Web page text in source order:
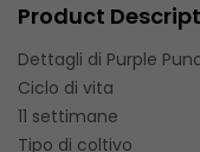
Product
Dettagli di Purple
Ciclo di vita
11 settimane
Tipo di coltivo